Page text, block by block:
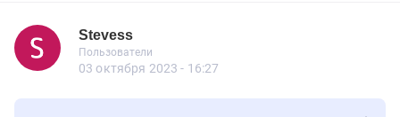
Stevess
Stevess
Пользователи
Новичок
Пользователи
2 сообщений
03 октября 2023 - 16:27